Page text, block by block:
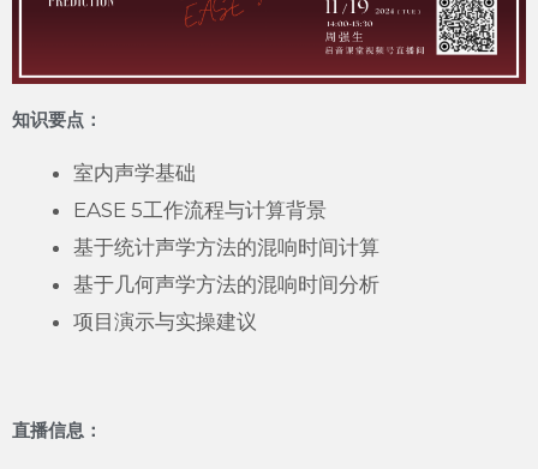
知识要点：
室内声学基础
EASE 5工作流程与计算背景
基于统计声学方法的混响时间计算
基于几何声学方法的混响时间分析
项目演示与实操建议
直播信息：